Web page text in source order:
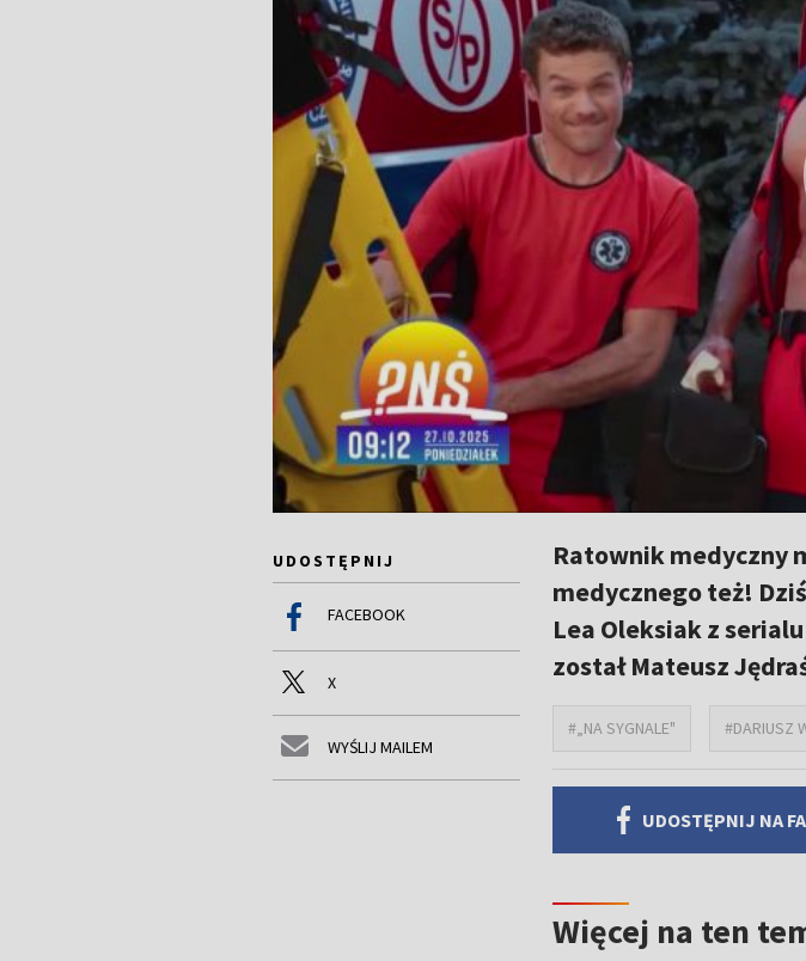
UDOSTĘPNIJ
FACEBOOK
X
WYŚLIJ MAILEM
Ratownik medyczny
medycznego też!
Lea Oleksiak z
został Mateusz
#„NA SYGNALE" #DARIUSZ
UDOSTĘPNIJ NA
Więcej na ten